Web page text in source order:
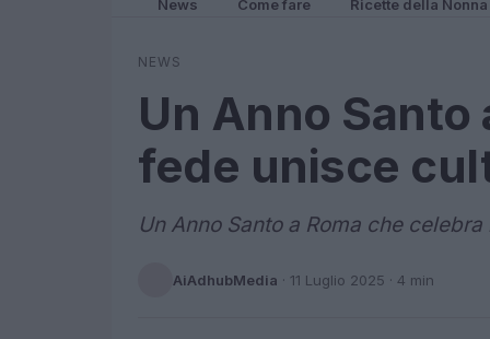
News Come fare Ricette della Nonna
NEWS
Un Anno Santo
fede unisce
Un Anno Santo a Roma che
AiAdhubMedia · 11 Luglio 2025 · 4 min